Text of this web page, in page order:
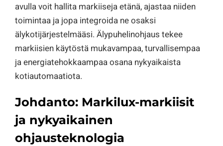
avulla voit hallita markiiseja etänä, ajastaa niiden
toimintaa ja jopa integroida ne osaksi
älykotijärjestelmääsi. Älypuhelinohjaus tekee
markiisien käytöstä mukavampaa, turvallisempaa
ja energiatehokkaampaa osana nykyaikaista
kotiautomaatiota.
Johdanto: Markilux-markiisit
ja nykyaikainen
ohjausteknologia